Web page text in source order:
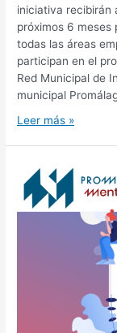
iniciativa recibirán
próximos 6 meses
todas las áreas
participan en el
Red Municipal de
municipal
Leer más »